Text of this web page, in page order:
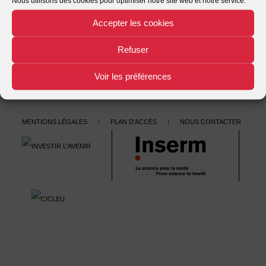
Accepter les cookies
Refuser
Voir les préférences
volume II 1998
Traité de droit civil – Les effets de la responsabilité – 3ème
édition→
Mentions légales | Plan d'accès | Nous contacter